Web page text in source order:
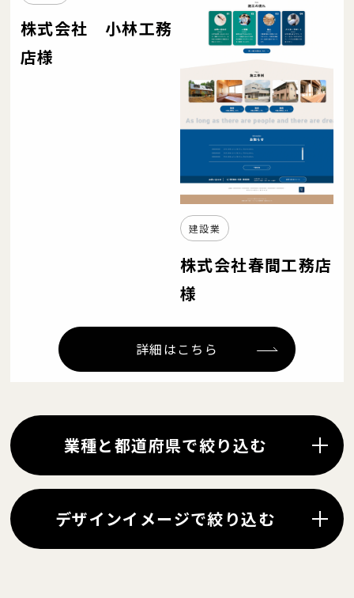
株式会社 小林工務
店様
建設業
株式会社春間工務店
様
詳細はこちら
業種と都道府県で絞り込む
デザインイメージで絞り込む